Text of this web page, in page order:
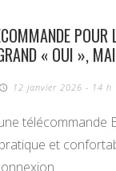
POUR
« OUI »,
12 janvier 2026 - 14 h
télécommande
et